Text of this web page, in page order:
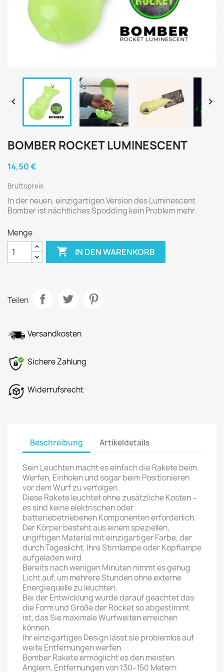
 
BOMBER ROCKET LUMINESCENT
14,50 €
Bruttopreis
In der neuen, einzigartigen Version des Luminescent
Bomber ist nächtliches Spodding kein Problem mehr.
Menge
 IN DEN WARENKORB
Teilen
Versandkosten
Sichere Zahlung
Widerrufsrecht
Beschreibung Artikeldetails
Sein Leuchten macht es einfach die Rakete beim
Werfen, Einholen und sogar beim Positionieren
vor dem Wurf zu verfolgen.
Diese Rakete leuchtet ohne zusätzliche Kosten –
es sind keine elektrischen oder
batteriebetriebenen Komponenten erforderlich.
Der Körper besteht aus einem speziellen,
ungiftigen Material mit einzigartiger Farbe, der
durch Tageslicht, Ihre Stirnlampe oder Kopflampe
aufgeladen wird.
Bereits nach wenigen Minuten nimmt es genug
Licht auf, um mehrere Stunden ohne externe
Energiequelle zu leuchten.
Bei der Entwicklung wurde darauf geachtet das
die Form und Größe der Rocket so abgestimmt
ist, das Sie maximale Wurfweiten erreichen
können.
Ihr einzigartiges Design lässt sie problemlos auf
weite Entfernungen werfen.
Bomber Rakete ermöglicht es den meisten
Anglern, Entfernungen von 130–150 Metern